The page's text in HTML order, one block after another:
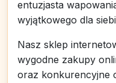
entuzjasta
wyjątkowego dla
Nasz sklep
wygodne zakupy
oraz konkurencyjne